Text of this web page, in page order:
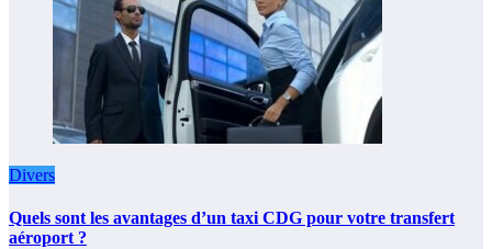
Divers
Quels sont les avantages d’un taxi CDG pour votre transfert
aéroport ?